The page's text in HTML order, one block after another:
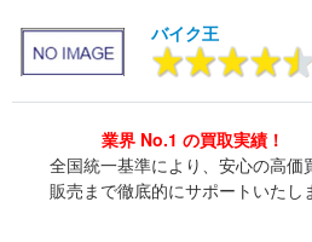
バイク王
業界 No.1 の買取実績！
全国統一基準により、安心の高価
販売まで徹底的にサポートいたし